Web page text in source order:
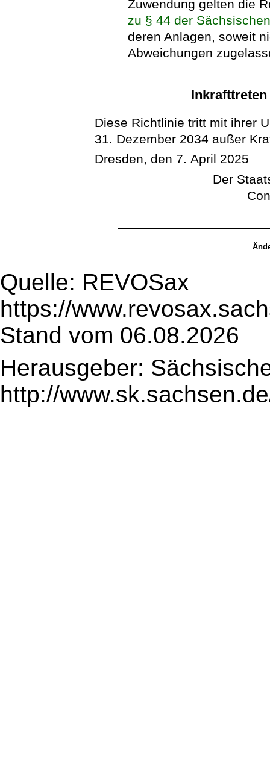
Zuwendung gelten die
zu § 44 der
deren Anlagen, soweit
Abweichungen
Diese Richtlinie tritt mit ihrer
31. Dezember 2034 außer
Dresden, den 7. April 2025
Der
Quelle: REVOSax
https://
Stand vom 06.08.2026
Herausgeber:
http://